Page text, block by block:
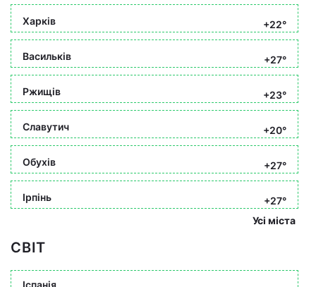
Харків +22°
Васильків +27°
Ржищів +23°
Славутич +20°
Обухів +27°
Ірпінь
+27°
Усі міста
СВІТ
Іспанія